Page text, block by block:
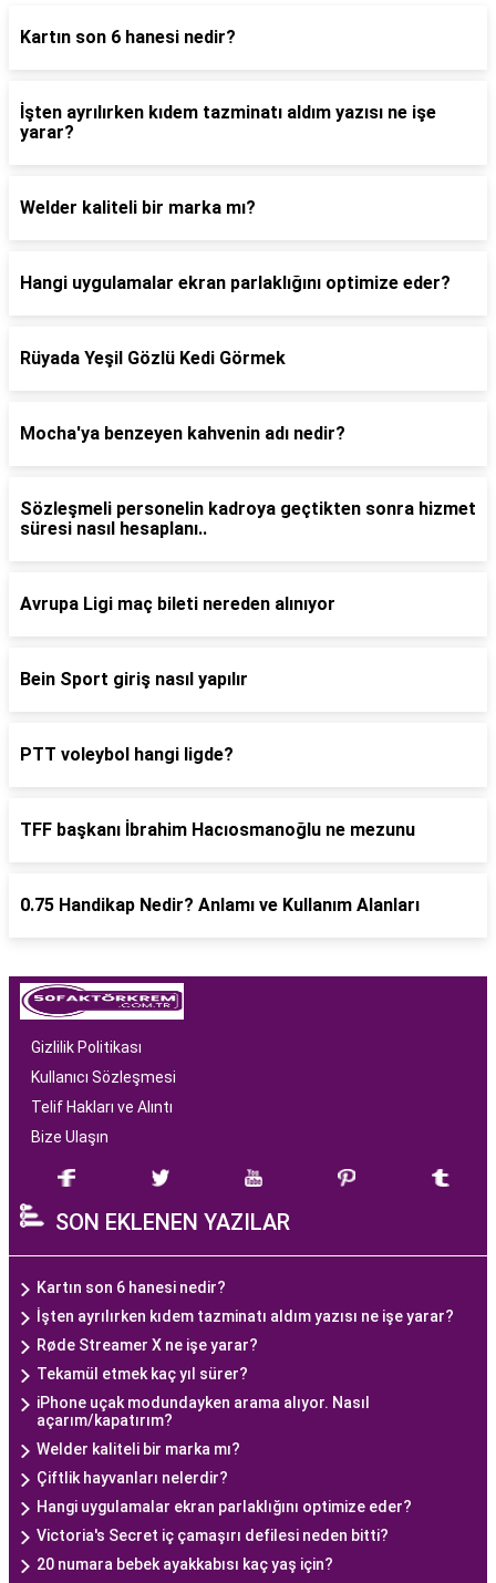
Kartın son 6 hanesi nedir?
İşten ayrılırken kıdem tazminatı aldım yazısı ne işe
yarar?
Welder kaliteli bir marka mı?
Hangi uygulamalar ekran parlaklığını optimize eder?
Rüyada Yeşil Gözlü Kedi Görmek
Mocha'ya benzeyen kahvenin adı nedir?
Sözleşmeli personelin kadroya geçtikten sonra hizmet
süresi nasıl hesaplanı..
Avrupa Ligi maç bileti nereden alınıyor
Bein Sport giriş nasıl yapılır
PTT voleybol hangi ligde?
TFF başkanı İbrahim Hacıosmanoğlu ne mezunu
0.75 Handikap Nedir? Anlamı ve Kullanım Alanları
Gizlilik Politikası
Kullanıcı Sözleşmesi
Telif Hakları ve Alıntı
Bize Ulaşın
SON EKLENEN YAZILAR
Kartın son 6 hanesi nedir?
İşten ayrılırken kıdem tazminatı aldım yazısı ne işe yarar?
Røde Streamer X ne işe yarar?
Tekamül etmek kaç yıl sürer?
iPhone uçak modundayken arama alıyor. Nasıl
açarım/kapatırım?
Welder kaliteli bir marka mı?
Çiftlik hayvanları nelerdir?
Hangi uygulamalar ekran parlaklığını optimize eder?
Victoria's Secret iç çamaşırı defilesi neden bitti?
20 numara bebek ayakkabısı kaç yaş için?